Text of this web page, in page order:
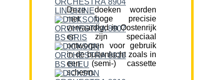
Deze doeken worden
met hoge precisie
vervaardigd in Oostenrijk
en zijn speciaal
ontworpen voor gebruik
in de buitenlucht zoals in
een (semi-) cassette
scherm.